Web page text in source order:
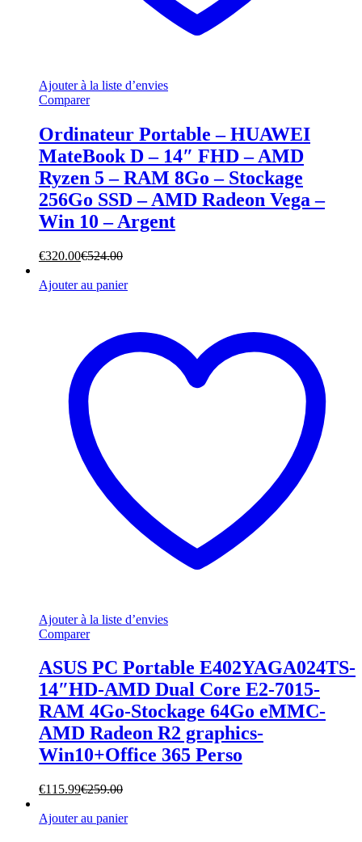
Ajouter à la liste d’envies
Comparer
Ordinateur Portable – HUAWEI
MateBook D – 14″ FHD – AMD
Ryzen 5 – RAM 8Go – Stockage
256Go SSD – AMD Radeon Vega –
Win 10 – Argent
€320.00€524.00
Ajouter au panier
Ajouter à la liste d’envies
Comparer
ASUS PC Portable E402YAGA024TS-
14″HD-AMD Dual Core E2-7015-
RAM 4Go-Stockage 64Go eMMC-
AMD Radeon R2 graphics-
Win10+Office 365 Perso
€115.99€259.00
Ajouter au panier